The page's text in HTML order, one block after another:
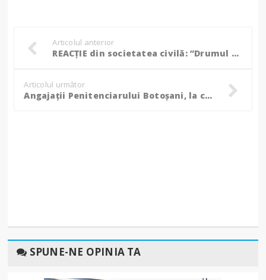
Articolul anterior
REACȚIE din societatea civilă: ”Drumul periculos de la Flămânzi și nevoia urgentă de intervenție a autorităților!”
Articolul următor
Angajații Penitenciarului Botoșani, la ceas de bilanț! (Foto)
SPUNE-NE OPINIA TA